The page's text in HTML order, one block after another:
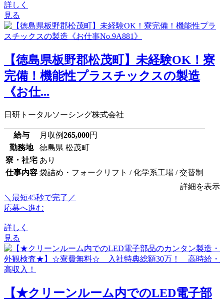
詳しく
見る
【徳島県板野郡松茂町】未経験OK！寮
完備！機能性プラスチックスの製造
《お仕...
日研トータルソーシング株式会社
給与 月収例265,000円
勤務地
徳島県 松茂町
寮・社宅 あり
仕事内容 袋詰め・フォークリフト / 化学系工場 / 交替制
詳細を表示
＼最短45秒で完了／
応募へ進む
詳しく
見る
【★クリーンルーム内でのLED電子部